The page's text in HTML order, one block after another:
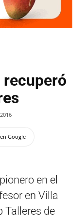
recuperó
Google
en el
en Villa
Talleres de